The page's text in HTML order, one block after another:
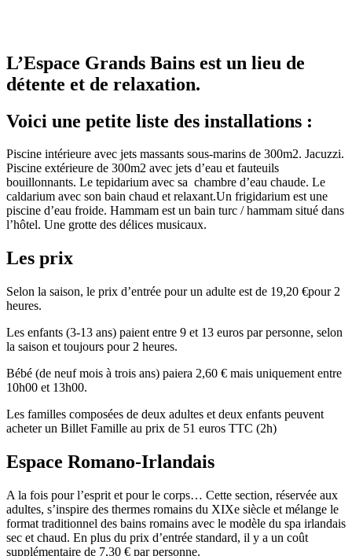
L’Espace Grands Bains est un lieu de
détente et de relaxation.
Voici une petite liste des installations :
Piscine intérieure avec jets massants sous-marins de 300m2. Jacuzzi.
Piscine extérieure de 300m2 avec jets d’eau et fauteuils
bouillonnants. Le tepidarium avec sa chambre d’eau chaude. Le
caldarium avec son bain chaud et relaxant.Un frigidarium est une
piscine d’eau froide. Hammam est un bain turc / hammam situé dans
l’hôtel. Une grotte des délices musicaux.
Les prix
Selon la saison, le prix d’entrée pour un adulte est de 19,20 €pour 2
heures.
Les enfants (3-13 ans) paient entre 9 et 13 euros par personne, selon
la saison et toujours pour 2 heures.
Bébé (de neuf mois à trois ans) paiera 2,60 € mais uniquement entre
10h00 et 13h00.
Les familles composées de deux adultes et deux enfants peuvent
acheter un Billet Famille au prix de 51 euros TTC (2h)
Espace Romano-Irlandais
A la fois pour l’esprit et pour le corps… Cette section, réservée aux
adultes, s’inspire des thermes romains du XIXe siècle et mélange le
format traditionnel des bains romains avec le modèle du spa irlandais
sec et chaud. En plus du prix d’entrée standard, il y a un coût
supplémentaire de 7,30 € par personne.